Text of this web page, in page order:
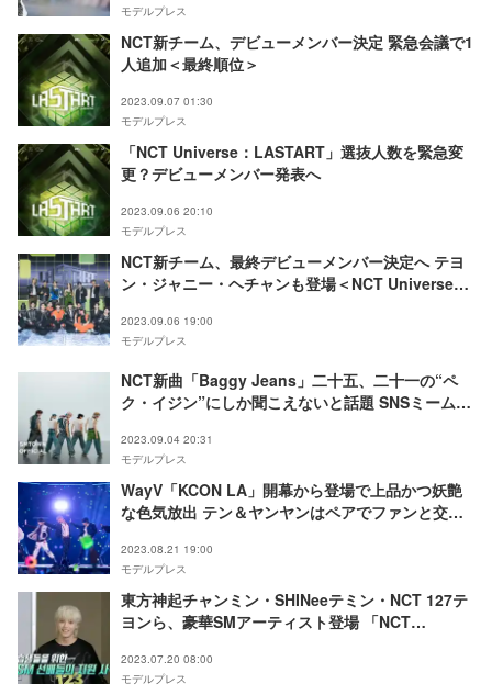
モデルプレス
NCT新チーム、デビューメンバー決定 緊急会議で1
人追加＜最終順位＞
2023.09.07 01:30
モデルプレス
「NCT Universe：LASTART」選抜人数を緊急変
更？デビューメンバー発表へ
2023.09.06 20:10
モデルプレス
NCT新チーム、最終デビューメンバー決定へ テヨ
ン・ジャニー・ヘチャンも登場＜NCT Universe：
2023.09.06 19:00
モデルプレス
NCT新曲「Baggy Jeans」二十五、二十一の“ペ
ク・イジン”にしか聞こえないと話題 SNSミームに
2023.09.04 20:31
モデルプレス
WayV「KCON LA」開幕から登場で上品かつ妖艶
な色気放出 テン＆ヤンヤンはペアでファンと交流
2023.08.21 19:00
モデルプレス
東方神起チャンミン・SHINeeテミン・NCT 127テ
ヨンら、豪華SMアーティスト登場 「NCT
2023.07.20 08:00
モデルプレス